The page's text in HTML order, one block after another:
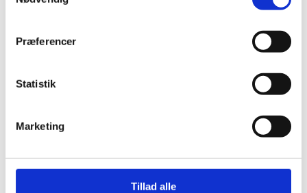
Præferencer
Statistik
Marketing
Tillad alle